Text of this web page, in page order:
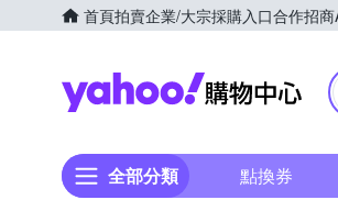
首頁拍賣企業/大宗採購入口合作招商
全部分類 點換券